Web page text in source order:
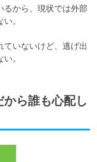
るから、現状では外部
。
ていないけど、逃げ出
。
ら誰も心配し